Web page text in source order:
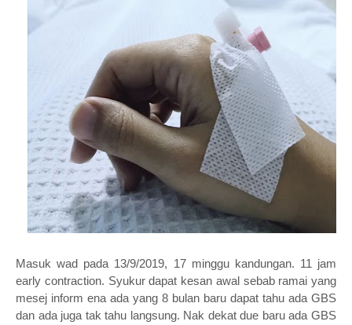
Masuk wad pada 13/9/2019, 17 minggu kandungan. 11 jam
early contraction. Syukur dapat kesan awal sebab ramai yang
mesej inform ena ada yang 8 bulan baru dapat tahu ada GBS
dan ada juga tak tahu langsung. Nak dekat due baru ada GBS